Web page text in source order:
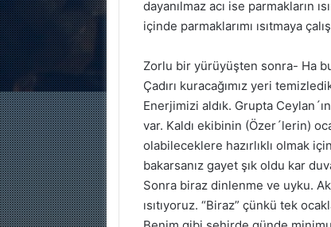
dayanılmaz acı ise parmakların
içinde parmaklarımı ısıtmaya
Zorlu bir yürüyüşten sonra- Ha
Çadırı kuracağımız yeri
Enerjimizi aldık. Grupta
var. Kaldı ekibinin (Özer´lerin)
olabileceklere hazırlıklı olmak
bakarsanız gayet şık oldu kar
Sonra biraz dinlenme ve uyku.
ısıtıyoruz. “Biraz” çünkü tek